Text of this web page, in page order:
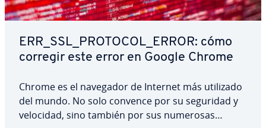
ERR_SSL_PROTOCOL_ERROR: cómo
corregir este error en Google Chrome
Chrome es el navegador de Internet más utilizado
del mundo. No solo convence por su seguridad y
velocidad, sino también por sus numerosas